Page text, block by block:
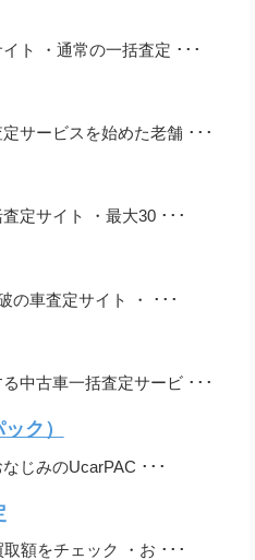
ト ・通常の一括査定 ･･･
サービスを始めた老舗 ･･･
定サイト ・最大30 ･･･
の車査定サイト ・ ･･･
中古車一括査定サービ ･･･
ク）
じみのUcarPAC ･･･
額をチェック ・お ･･･